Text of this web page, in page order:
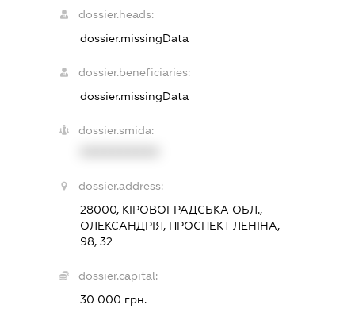
dossier.heads:
dossier.missingData
dossier.beneficiaries:
dossier.missingData
dossier.smida:
dossier.address:
28000, КІРОВОГРАДСЬКА ОБЛ.,
ОЛЕКСАНДРІЯ, ПРОСПЕКТ ЛЕНІНА,
98, 32
dossier.capital:
30 000 грн.